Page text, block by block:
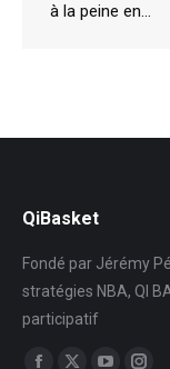
à la peine en…
QiBasket
Fondé par Jérémy
stratégies NBA, QI
participatif
Trouvez nous sur :